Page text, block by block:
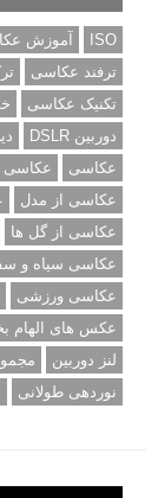
ISO آموزش
ترفند عکاسی
تکنیک عکاسی
دوربین DSLR
عکاسی
عکاسی
عکاسی از مدل
عکاسی از گل ها
عکاسی سیاه و
عکاسی ورزشی
عکس های الهام
لنز دوربین
نوردهی طولانی